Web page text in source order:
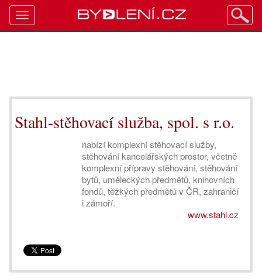
Stahl-stěhovací služba, spol. s r.o.
nabízí komplexní stěhovací služby,
stěhování kancelářských prostor, včetně
komplexní přípravy stěhování, stěhování
bytů, uměleckých předmětů, knihovních
fondů, těžkých předmětů v ČR, zahraničí
i zámoří.
www.stahl.cz
Toggle
navigation